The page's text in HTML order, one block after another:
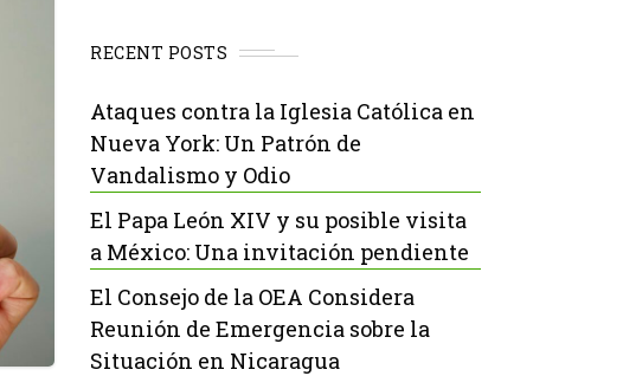
RECENT POSTS
Ataques contra la Iglesia Católica en
Nueva York: Un Patrón de
Vandalismo y Odio
El Papa León XIV y su posible visita
a México: Una invitación pendiente
El Consejo de la OEA Considera
Reunión de Emergencia sobre la
Situación en Nicaragua